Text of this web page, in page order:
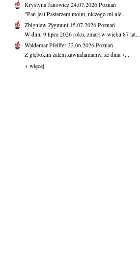
Krystyna Janowicz24.07.2026Poznań
"Pan jest Pasterzem moim, niczego mi nie...
Zbigniew Zygmunt 15.07.2026Poznań
W dniu 9 lipca 2026 roku, zmarł w wieku 87 lat...
Waldemar Pfeiffer22.06.2026Poznań
Z głębokim żalem zawiadamiamy, że dnia 7...
+ więcej